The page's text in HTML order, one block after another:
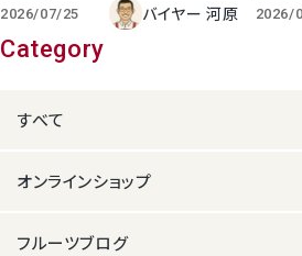
2026/07/25 バイヤー 河原 2026/
Category
すべて
オンラインショップ
フルーツブログ